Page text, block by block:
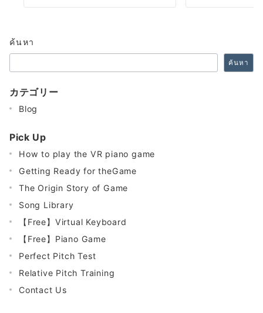
ค้นหา
ค้นหา
カテゴリー
Blog
Pick Up
How to play the VR piano game
Getting Ready for theGame
The Origin Story of Game
Song Library
【Free】Virtual Keyboard
【Free】Piano Game
Perfect Pitch Test
Relative Pitch Training
Contact Us